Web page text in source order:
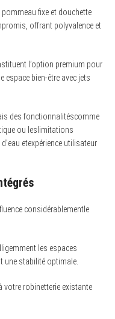
fixe et douchette
offrant polyvalence et
l’option premium pour
espace bien-être avec jets
des fonctionnalitéscomme
ou leslimitations
etexpérience utilisateur
considérablementle
les espaces
stabilité optimale.
votre robinetterie existante